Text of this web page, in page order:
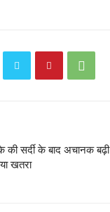
सर्दी के बाद अचानक बढ़ी
खतरा